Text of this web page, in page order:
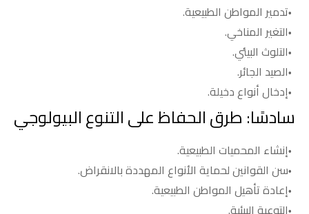
تدمير المواطن الطبيعية.
التغير المناخي.
التلوث البيئي.
الصيد الجائر.
إدخال أنواع دخيلة.
سادسًا: طرق الحفاظ على التنوع البيولوجي
إنشاء المحميات الطبيعية.
سن القوانين لحماية الأنواع المهددة بالانقراض.
إعادة تأهيل المواطن الطبيعية.
التوعية البيئية.